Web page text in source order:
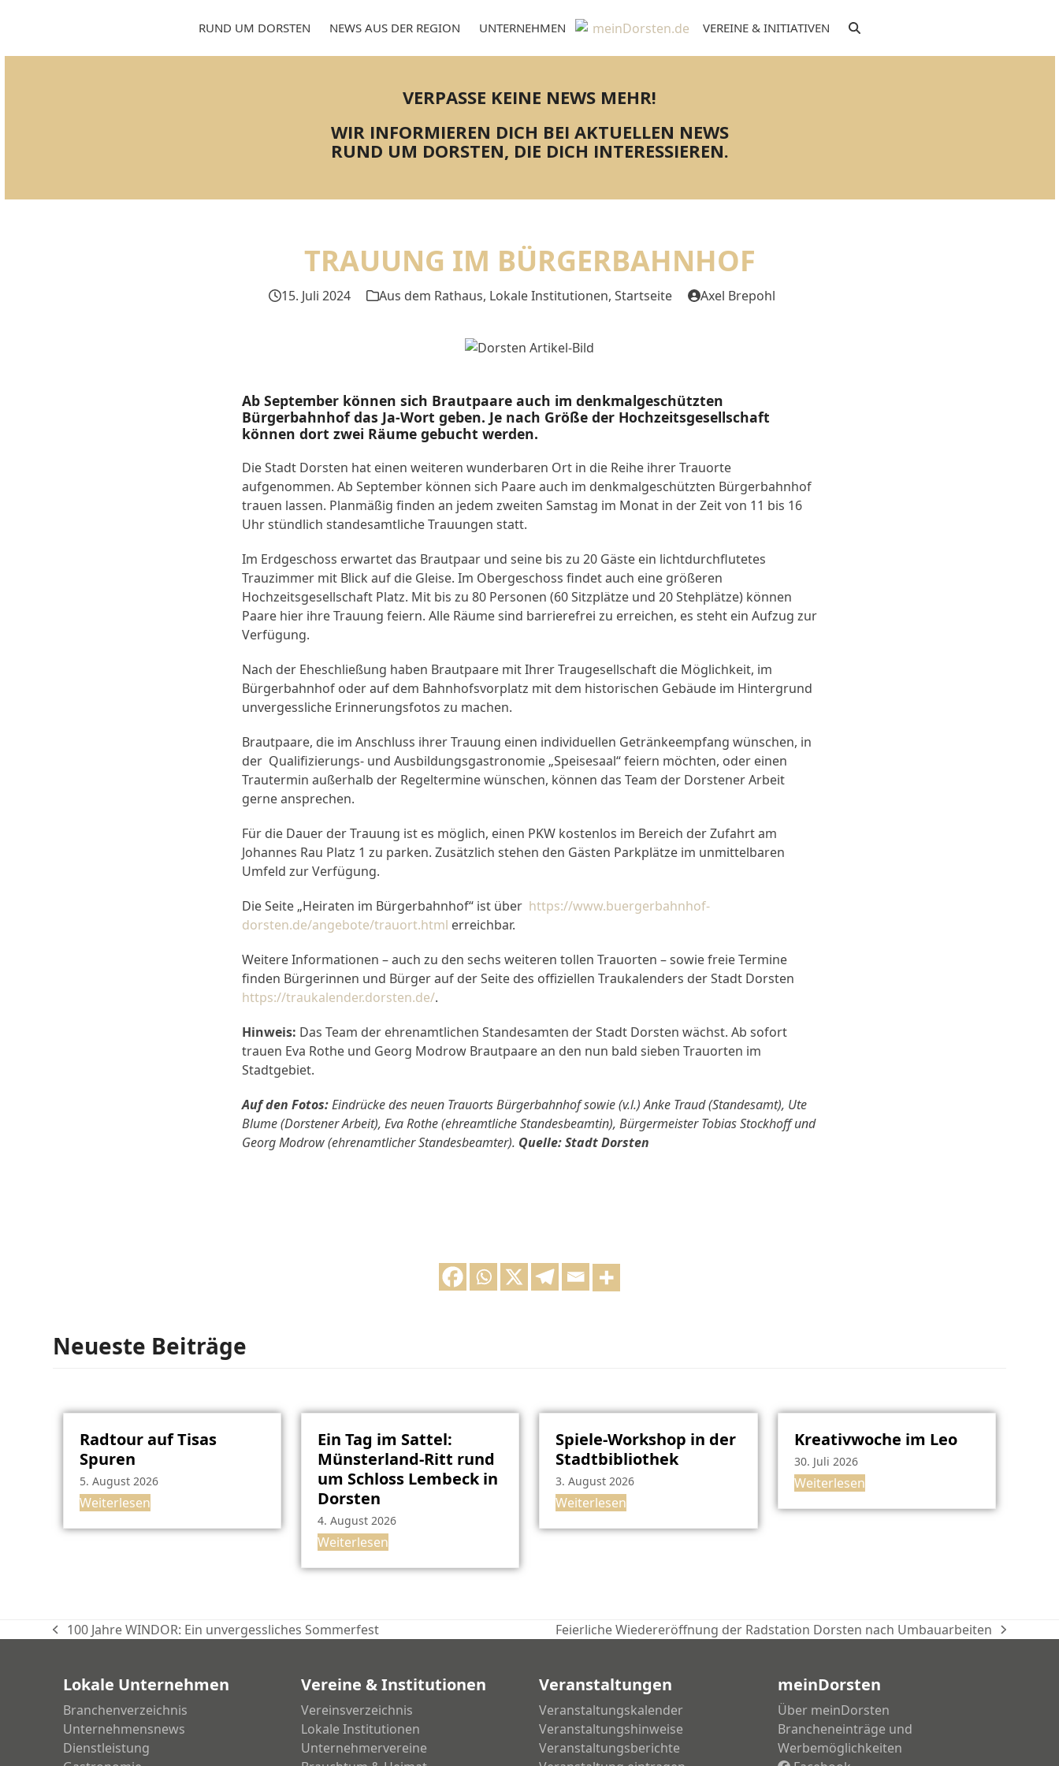
RUND UM DORSTEN NEWS AUS DER REGION UNTERNEHMEN VEREINE & INITIATIVEN
VERPASSE KEINE NEWS MEHR!
WIR INFORMIEREN DICH BEI AKTUELLEN NEWS
RUND UM DORSTEN, DIE DICH INTERESSIEREN.
TRAUUNG IM BÜRGERBAHNHOF
15. Juli 2024 Aus dem Rathaus, Lokale Institutionen, Startseite Axel Brepohl
Ab September können sich Brautpaare auch im denkmalgeschützten
Bürgerbahnhof das Ja-Wort geben. Je nach Größe der Hochzeitsgesellschaft
können dort zwei Räume gebucht werden.
Die Stadt Dorsten hat einen weiteren wunderbaren Ort in die Reihe ihrer Trauorte
aufgenommen. Ab September können sich Paare auch im denkmalgeschützten Bürgerbahnhof
trauen lassen. Planmäßig finden an jedem zweiten Samstag im Monat in der Zeit von 11 bis 16
Uhr stündlich standesamtliche Trauungen statt.
Im Erdgeschoss erwartet das Brautpaar und seine bis zu 20 Gäste ein lichtdurchflutetes
Trauzimmer mit Blick auf die Gleise. Im Obergeschoss findet auch eine größeren
Hochzeitsgesellschaft Platz. Mit bis zu 80 Personen (60 Sitzplätze und 20 Stehplätze) können
Paare hier ihre Trauung feiern. Alle Räume sind barrierefrei zu erreichen, es steht ein Aufzug zur
Verfügung.
Nach der Eheschließung haben Brautpaare mit Ihrer Traugesellschaft die Möglichkeit, im
Bürgerbahnhof oder auf dem Bahnhofsvorplatz mit dem historischen Gebäude im Hintergrund
unvergessliche Erinnerungsfotos zu machen.
Brautpaare, die im Anschluss ihrer Trauung einen individuellen Getränkeempfang wünschen, in
der Qualifizierungs- und Ausbildungsgastronomie „Speisesaal“ feiern möchten, oder einen
Trautermin außerhalb der Regeltermine wünschen, können das Team der Dorstener Arbeit
gerne ansprechen.
Für die Dauer der Trauung ist es möglich, einen PKW kostenlos im Bereich der Zufahrt am
Johannes Rau Platz 1 zu parken. Zusätzlich stehen den Gästen Parkplätze im unmittelbaren
Umfeld zur Verfügung.
Die Seite „Heiraten im Bürgerbahnhof“ ist über https://www.buergerbahnhof-
dorsten.de/angebote/trauort.html erreichbar.
Weitere Informationen – auch zu den sechs weiteren tollen Trauorten – sowie freie Termine
finden Bürgerinnen und Bürger auf der Seite des offiziellen Traukalenders der Stadt Dorsten
https://traukalender.dorsten.de/.
Hinweis: Das Team der ehrenamtlichen Standesamten der Stadt Dorsten wächst. Ab sofort
trauen Eva Rothe und Georg Modrow Brautpaare an den nun bald sieben Trauorten im
Stadtgebiet.
Auf den Fotos:Eindrücke des neuen Trauorts Bürgerbahnhof sowie (v.l.) Anke Traud (Standesamt), Ute
Blume (Dorstener Arbeit), Eva Rothe (ehreamtliche Standesbeamtin), Bürgermeister Tobias Stockhoff und
Georg Modrow (ehrenamtlicher Standesbeamter). Quelle: Stadt Dorsten
Neueste Beiträge
Radtour auf Tisas
Spuren
5. August 2026
Weiterlesen
Ein Tag im Sattel:
Münsterland-Ritt rund
um Schloss Lembeck in
Dorsten
4. August 2026
Weiterlesen
Spiele-Workshop in der
Stadtbibliothek
3. August 2026
Weiterlesen
Kreativwoche im Leo
30. Juli 2026
Weiterlesen
vorheriger
100 Jahre WINDOR: Ein unvergessliches Sommerfest
Nächster
Feierliche Wiedereröffnung der Radstation Dorsten nach Umbauarbeiten
Lokale Unternehmen
Branchenverzeichnis
Unternehmensnews
Dienstleistung
Vereine & Institutionen
Vereinsverzeichnis
Lokale Institutionen
Unternehmervereine
Veranstaltungen
Veranstaltungskalender
Veranstaltungshinweise
Veranstaltungsberichte
meinDorsten
Über meinDorsten
Brancheneinträge und
Werbemöglichkeiten